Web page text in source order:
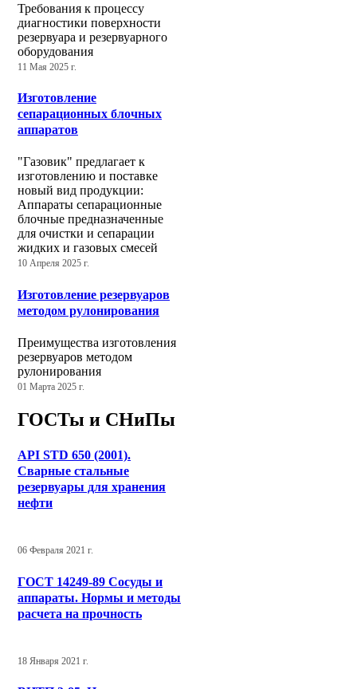
Требования к процессу
диагностики поверхности
резервуара и резервуарного
оборудования
11 Мая 2025 г.
Изготовление
сепарационных блочных
аппаратов
"Газовик" предлагает к
изготовлению и поставке
новый вид продукции:
Аппараты сепарационные
блочные предназначенные
для очистки и сепарации
жидких и газовых смесей
10 Апреля 2025 г.
Изготовление резервуаров
методом рулонирования
Преимущества изготовления
резервуаров методом
рулонирования
01 Марта 2025 г.
ГОСТы и СНиПы
API STD 650 (2001).
Сварные стальные
резервуары для хранения
нефти
06 Февраля 2021 г.
ГОСТ 14249-89 Сосуды и
аппараты. Нормы и методы
расчета на прочность
18 Января 2021 г.